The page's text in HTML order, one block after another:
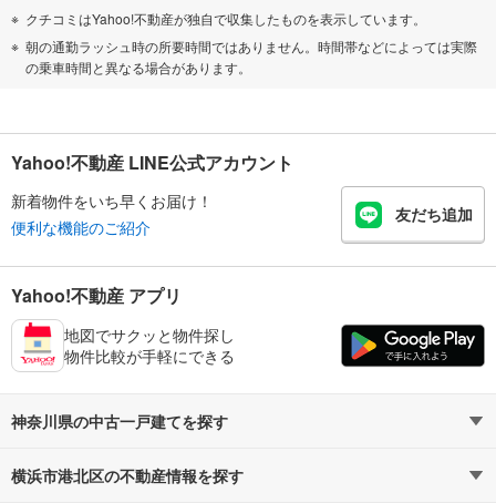
クチコミはYahoo!不動産が独自で収集したものを表示しています。
朝の通勤ラッシュ時の所要時間ではありません。時間帯などによっては実際
の乗車時間と異なる場合があります。
Yahoo!不動産 LINE公式アカウント
新着物件をいち早くお届け！
便利な機能のご紹介
友だち追加
Yahoo!不動産 アプリ
地図でサクッと物件探し
物件比較が手軽にできる
神奈川県の中古一戸建てを探す
路線・駅から探す
横浜市港北区の不動産情報を探す